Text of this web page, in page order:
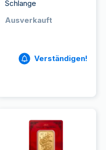
Schlange
Ausverkauft
Verständigen!